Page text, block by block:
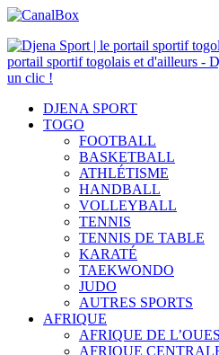
portail sportif togolais et d'ailleurs -
un clic !
DJENA SPORT
TOGO
FOOTBALL
BASKETBALL
ATHLÉTISME
HANDBALL
VOLLEYBALL
TENNIS
TENNIS DE TABLE
KARATÉ
TAEKWONDO
JUDO
AUTRES SPORTS
AFRIQUE
AFRIQUE DE
AFRIQUE